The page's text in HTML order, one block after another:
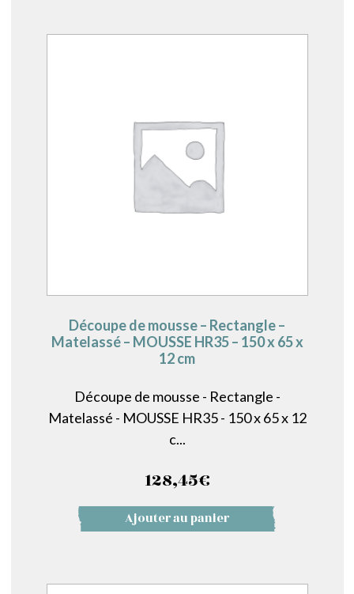
Découpe de mousse – Rectangle –
Matelassé – MOUSSE HR35 – 150 x 65 x
12 cm
Découpe de mousse - Rectangle -
Matelassé - MOUSSE HR35 - 150 x 65 x 12
c...
128,45€
Ajouter au panier